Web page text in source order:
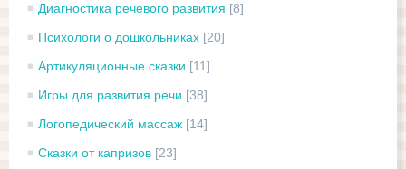
Диагностика речевого развития [8]
Психологи о дошкольниках [20]
Артикуляционные сказки [11]
Игры для развития речи [38]
Логопедический массаж [14]
Сказки от капризов [23]